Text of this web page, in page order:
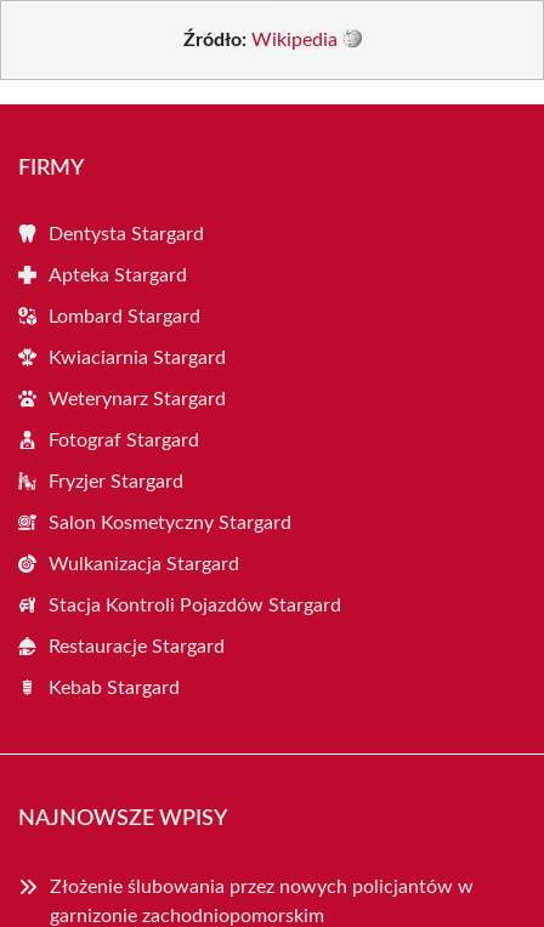
Źródło: Wikipedia
FIRMY
Dentysta Stargard
Apteka Stargard
Lombard Stargard
Kwiaciarnia Stargard
Weterynarz Stargard
Fotograf Stargard
Fryzjer Stargard
Salon Kosmetyczny Stargard
Wulkanizacja Stargard
Stacja Kontroli Pojazdów Stargard
Restauracje Stargard
Kebab Stargard
NAJNOWSZE WPISY
Złożenie ślubowania przez nowych policjantów w
garnizonie zachodniopomorskim